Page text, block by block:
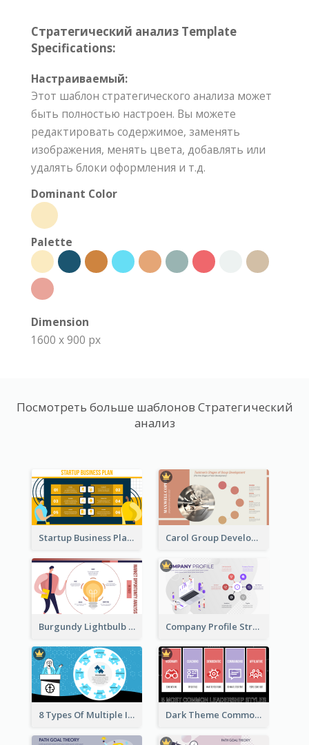
Стратегический анализ Template
Specifications:
Настраиваемый:
Этот шаблон стратегического анализа может
быть полностью настроен. Вы можете
редактировать содержимое, заменять
изображения, менять цвета, добавлять или
удалять блоки оформления и т.д.
Dominant Color
Palette
Dimension
1600 x 900 px
Посмотреть больше шаблонов Стратегический
анализ
Startup Business Plan Strategic Analysis Carol Group Development Strategic Analysis Design
Burgundy Lightbulb Market Opportunity Analysis Design Company Profile Strategic Analysis
8 Types Of Multiple Intelligences Theory Strategic Analysis Dark Theme Common Leadership Styles Strategic Analysis Design